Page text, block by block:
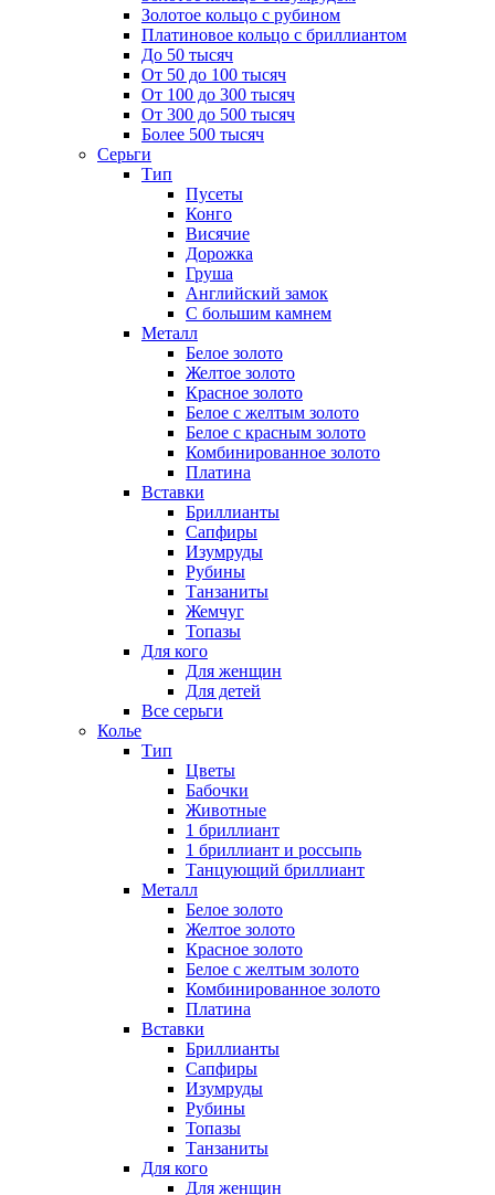
Золотое кольцо с рубином
Платиновое кольцо с бриллиантом
До 50 тысяч
От 50 до 100 тысяч
От 100 до 300 тысяч
От 300 до 500 тысяч
Более 500 тысяч
Серьги
Тип
Пусеты
Конго
Висячие
Дорожка
Груша
Английский замок
С большим камнем
Металл
Белое золото
Желтое золото
Красное золото
Белое с желтым золото
Белое с красным золото
Комбинированное золото
Платина
Вставки
Бриллианты
Сапфиры
Изумруды
Рубины
Танзаниты
Жемчуг
Топазы
Для кого
Для женщин
Для детей
Все серьги
Колье
Тип
Цветы
Бабочки
Животные
1 бриллиант
1 бриллиант и россыпь
Танцующий бриллиант
Металл
Белое золото
Желтое золото
Красное золото
Белое с желтым золото
Комбинированное золото
Платина
Вставки
Бриллианты
Сапфиры
Изумруды
Рубины
Топазы
Танзаниты
Для кого
Для женщин